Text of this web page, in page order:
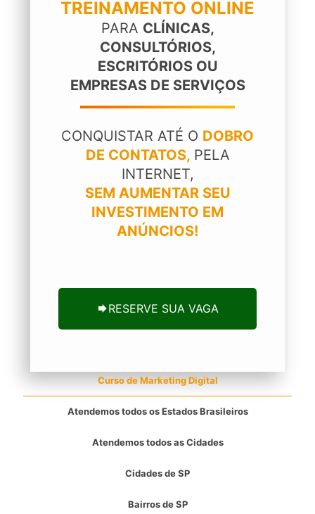
TREINAMENTO ONLINE
PARA CLÍNICAS,
CONSULTÓRIOS,
ESCRITÓRIOS OU
EMPRESAS DE SERVIÇOS
CONQUISTAR ATÉ O DOBRO
DE CONTATOS, PELA
INTERNET,
SEM AUMENTAR SEU
INVESTIMENTO EM
ANÚNCIOS!
RESERVE SUA VAGA
Curso de Marketing Digital
Atendemos todos os Estados Brasileiros
Atendemos todos as Cidades
Cidades de SP
Bairros de SP